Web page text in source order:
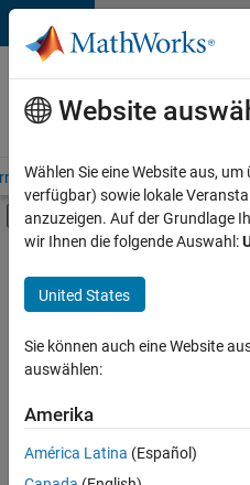
Weiter zum Inhalt
Karriere
bei
MathWorks
– Übersicht Stellensuche
Umschaltung für
Hauptinhalt
Commercial Sales
Derzeit
gibt
keine
Stellen,
die
Website
Wählen Sie eine Website aus,
verfügbar) sowie lokale
anzuzeigen. Auf der Grundlage
wir Ihnen die folgende Auswahl:
United States
Sie können auch eine Website
auswählen:
Amerika
América Latina (Español)